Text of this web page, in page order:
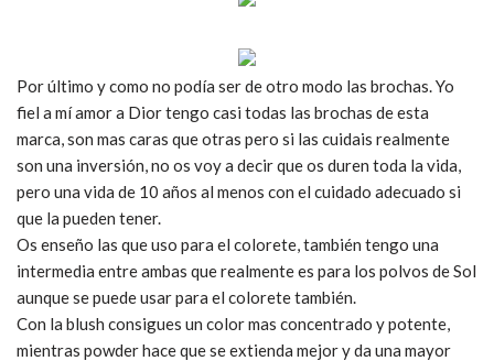
Por último y como no podía ser de otro modo las brochas. Yo
fiel a mí amor a Dior tengo casi todas las brochas de esta
marca, son mas caras que otras pero si las cuidais realmente
son una inversión, no os voy a decir que os duren toda la vida,
pero una vida de 10 años al menos con el cuidado adecuado si
que la pueden tener.
Os enseño las que uso para el colorete, también tengo una
intermedia entre ambas que realmente es para los polvos de Sol
aunque se puede usar para el colorete también.
Con la blush consigues un color mas concentrado y potente,
mientras powder hace que se extienda mejor y da una mayor